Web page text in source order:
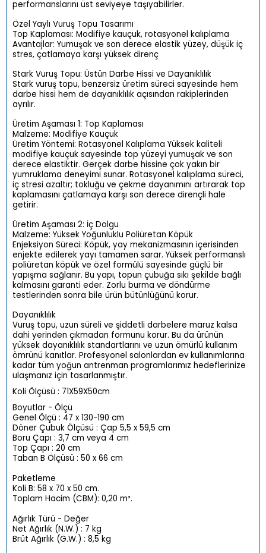
performanslarını üst seviyeye taşıyabilirler.
Özel Yaylı Vuruş Topu Tasarımı
Top Kaplaması: Modifiye kauçuk, rotasyonel kalıplama
Avantajlar: Yumuşak ve son derece elastik yüzey, düşük iç
stres, çatlamaya karşı yüksek direnç
Stark Vuruş Topu: Üstün Darbe Hissi ve Dayanıklılık
Stark vuruş topu, benzersiz üretim süreci sayesinde hem
darbe hissi hem de dayanıklılık açısından rakiplerinden
ayrılır.
Üretim Aşaması 1: Top Kaplaması
Malzeme: Modifiye Kauçuk
Üretim Yöntemi: Rotasyonel Kalıplama Yüksek kaliteli
modifiye kauçuk sayesinde top yüzeyi yumuşak ve son
derece elastiktir. Gerçek darbe hissine çok yakın bir
yumruklama deneyimi sunar. Rotasyonel kalıplama süreci,
iç stresi azaltır; tokluğu ve çekme dayanımını artırarak top
kaplamasını çatlamaya karşı son derece dirençli hale
getirir.
Üretim Aşaması 2: İç Dolgu
Malzeme: Yüksek Yoğunluklu Poliüretan Köpük
Enjeksiyon Süreci: Köpük, yay mekanizmasının içerisinden
enjekte edilerek yayı tamamen sarar. Yüksek performanslı
poliüretan köpük ve özel formülü sayesinde güçlü bir
yapışma sağlanır. Bu yapı, topun çubuğa sıkı şekilde bağlı
kalmasını garanti eder. Zorlu burma ve döndürme
testlerinden sonra bile ürün bütünlüğünü korur.
Dayanıklılık
Vuruş topu, uzun süreli ve şiddetli darbelere maruz kalsa
dahi yerinden çıkmadan formunu korur. Bu da ürünün
yüksek dayanıklılık standartlarını ve uzun ömürlü kullanım
ömrünü kanıtlar. Profesyonel salonlardan ev kullanımlarına
kadar tüm yoğun antrenman programlarımız hedeflerinize
ulaşmanız için tasarlanmıştır.
Koli Ölçüsü : 71X59X50cm
Boyutlar - Ölçü
Genel Ölçü : 47 x 130-190 cm
Döner Çubuk Ölçüsü : Çap 5,5 x 59,5 cm
Boru Çapı : 3,7 cm veya 4 cm
Top Çapı : 20 cm
Taban B Ölçüsü : 50 x 66 cm
Paketleme
Koli B: 58 x 70 x 50 cm.
Toplam Hacim (CBM): 0,20 m³.
Ağırlık Türü - Değer
Net Ağırlık (N.W.) : 7 kg
Brüt Ağırlık (G.W.) : 8,5 kg